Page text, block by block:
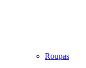
Roupas